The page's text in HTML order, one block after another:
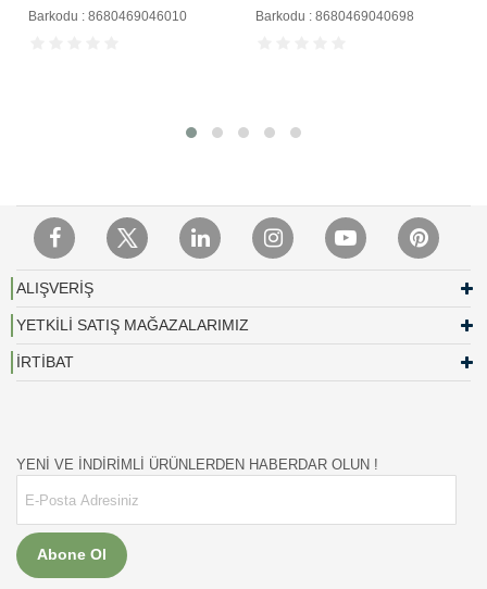
Barkodu : 8680469046010
Barkodu : 8680469040698
ALIŞVERİŞ
YETKİLİ SATIŞ MAĞAZALARIMIZ
İRTİBAT
YENİ VE İNDİRİMLİ ÜRÜNLERDEN HABERDAR OLUN !
Abone Ol